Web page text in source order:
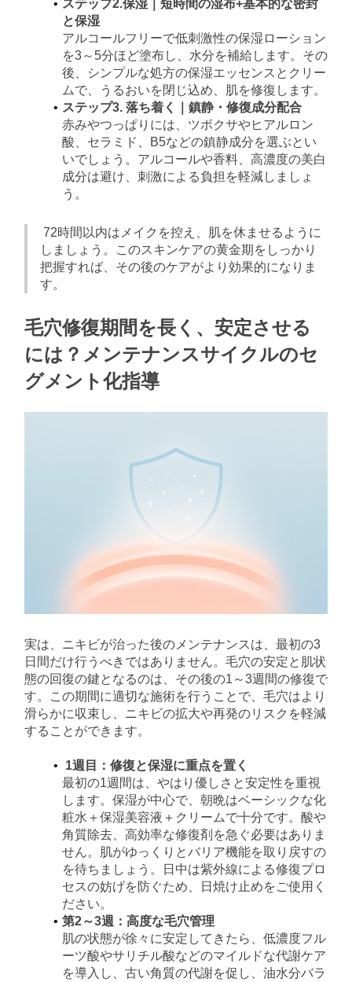
ステップ2.保湿｜短時間の湿布+基本的な密封
と保湿
アルコールフリーで低刺激性の保湿ローション
を3～5分ほど塗布し、水分を補給します。その
後、シンプルな処方の保湿エッセンスとクリー
ムで、うるおいを閉じ込め、肌を修復します。
ステップ3. 落ち着く｜鎮静・修復成分配合
赤みやつっぱりには、ツボクサやヒアルロン
酸、セラミド、B5などの鎮静成分を選ぶとい
いでしょう。アルコールや香料、高濃度の美白
成分は避け、刺激による負担を軽減しましょ
う。
72時間以内はメイクを控え、肌を休ませるように
しましょう。このスキンケアの黄金期をしっかり
把握すれば、その後のケアがより効果的になりま
す。
毛穴修復期間を長く、安定させる
には？メンテナンスサイクルのセ
グメント化指導
実は、ニキビが治った後のメンテナンスは、最初の3
日間だけ行うべきではありません。毛穴の安定と肌状
態の回復の鍵となるのは、その後の1～3週間の修復で
す。この期間に適切な施術を行うことで、毛穴はより
滑らかに収束し、ニキビの拡大や再発のリスクを軽減
することができます。
1週目：修復と保湿に重点を置く
最初の1週間は、やはり優しさと安定性を重視
します。保湿が中心で、朝晩はベーシックな化
粧水＋保湿美容液＋クリームで十分です。酸や
角質除去、高効率な修復剤を急ぐ必要はありま
せん。肌がゆっくりとバリア機能を取り戻すの
を待ちましょう。日中は紫外線による修復プロ
セスの妨げを防ぐため、日焼け止めをご使用く
ださい。
第2～3週：高度な毛穴管理
肌の状態が徐々に安定してきたら、低濃度フル
ーツ酸やサリチル酸などのマイルドな代謝ケア
を導入し、古い角質の代謝を促し、油水分バラ